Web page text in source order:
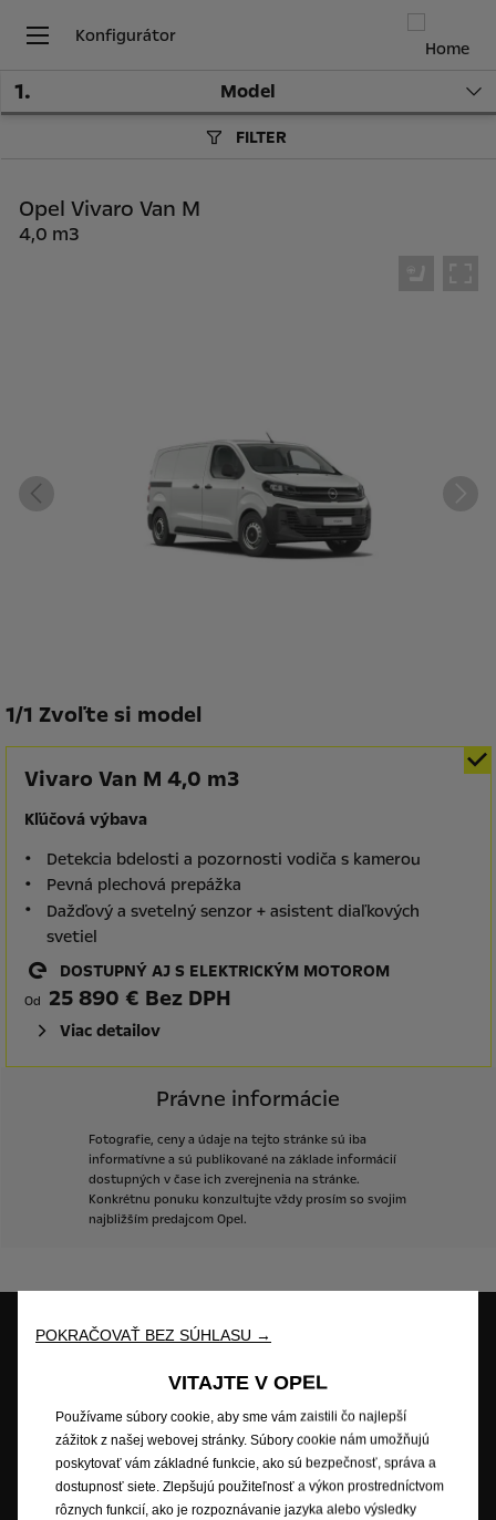
Konfigurátor
1. Model
FILTER
Opel Vivaro Van M
4,0 m3
1/1 Zvoľte si model
Vivaro Van M 4,0 m3
Kľúčová výbava
Detekcia bdelosti a pozornosti vodiča s kamerou
Pevná plechová prepážka
Dažďový a svetelný senzor + asistent diaľkových
svetiel
DOSTUPNÝ AJ S ELEKTRICKÝM MOTOROM
Od 25 890 € Bez DPH
Viac detailov
Právne informácie
Fotografie, ceny a údaje na tejto stránke sú iba
informatívne a sú publikované na základe informácií
dostupných v čase ich zverejnenia na stránke.
Konkrétnu ponuku konzultujte vždy prosím so svojim
najbližším predajcom Opel.
Skladové vozidlá
Objednať do
servisu
Katalógy &
cenníky
Opel Professional
POKRAČOVAŤ BEZ SÚHLASU →
VITAJTE V OPEL
Používame súbory cookie, aby sme vám zaistili čo najlepší
zážitok z našej webovej stránky. Súbory cookie nám umožňujú
poskytovať vám základné funkcie, ako sú bezpečnosť, správa a
dostupnosť siete. Zlepšujú použiteľnosť a výkon prostredníctvom
rôznych funkcií, ako je rozpoznávanie jazyka alebo výsledky